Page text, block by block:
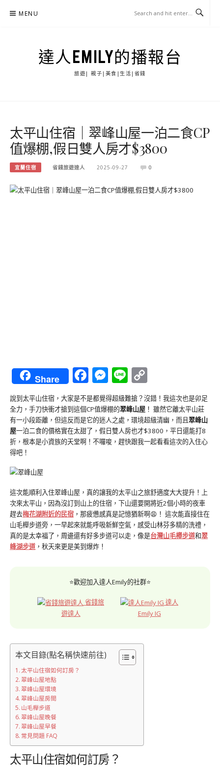
MENU
達人EMILY的播報台
旅遊| 親子|美食|生活|省錢
太平山住宿｜翠峰山屋一泊二食CP
值爆棚,假日雙人房才$3800
宜蘭住宿 省錢旅遊達人 2025-09-27 0
Share Facebook
Messenger
Line
Link
說到太平山住宿，大家是不是都覺得超級難搶？沒錯！我這次也是卯足
全力，手刀快衝才搶到這個CP值爆棚的翠峰山屋 ！ 雖然它離太平山莊
有一小段距離，但這反而是它的迷人之處，環境超級清幽，而且翠峰山
屋一泊二食的價格實在太甜了，假日雙人房也才$3800，平日還能打8
折，根本是小資族的天堂啊！不囉唆，趕快跟我一起看看這次的入住心
得吧！
這次能順利入住翠峰山屋，真的讓我的太平山之旅舒適度大大提升！上
次來太平山，因為沒訂到山上的住宿，下山還要開將近2個小時的夜車
趕去梅花湖附近的民宿 ，那疲憊感真是記憶猶新啊😩！ 這次能直接住在
山毛櫸步道旁，一早起來就能呼吸新鮮空氣，感受山林芬多精的洗禮，
真的是太幸福了，周邊還有好多步道可以走，像是台灣山毛櫸步道和翠
峰湖步道 ，秋天來更是美到爆炸！
⭐歡迎加入達人Emily的社群⭐
省錢旅
遊達人
達人
Emily IG
本文目錄(點名稱快速前往)
太平山住宿如何訂房？
翠峰山屋地點
翠峰山屋環境
翠峰山屋房間
山毛櫸步道
翠峰山屋晚餐
翠峰山屋早餐
常見問題 FAQ
太平山住宿如何訂房？